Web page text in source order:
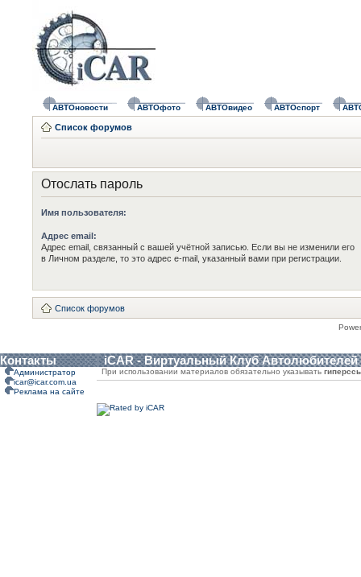
АВТОновости АВТОфото АВТОвидео АВТОспорт
Список форумов
Отослать пароль
Имя пользователя:
Адрес email:
Адрес email, связанный с вашей учётной записью. Если вы не изменили его
в Личном разделе, то это адрес e-mail, указанный вами при регистрации.
Список форумов
Контакты iCAR - Виртуальный Клуб Автолюбителей
Администратор
icar@icar.com.ua
Реклама на сайте
При использовании материалов обязательно указывать